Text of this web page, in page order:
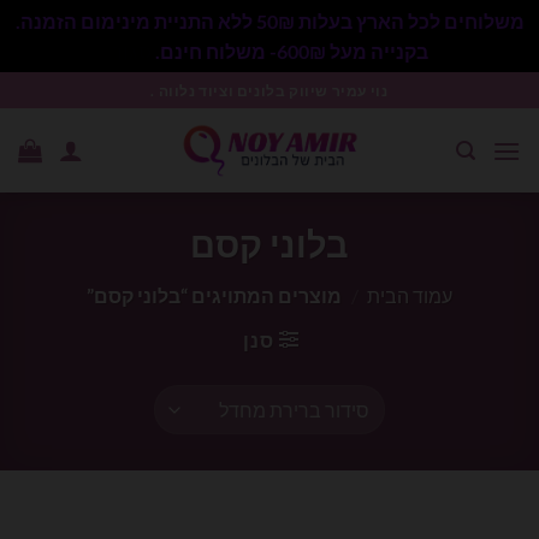
משלוחים לכל הארץ בעלות 50₪ ללא התניית מינימום הזמנה.
בקנייה מעל 600₪- משלוח חינם.
בלוני קסם
עמוד הבית
מוצרים המתויגים “בלוני קסם”
סנן